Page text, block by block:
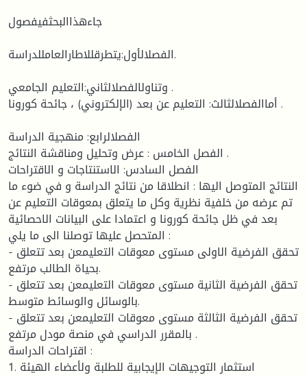
جاءهذاالبحثفيفصول
الفصلالأول:يتطرقللاطارالعامللدراسة.
وتناولالفصلالثاني:التعليم الجامعي .
أماالفصلالثالث: التعليم عن بعد (الإلكتروني) ، جائحة كورونا .
الفصلالرابع: منهجية الدراسة
الفصل الخامس : عرض وتحليل ومناقشة النتائج .
الفصل السادس: الاستنتاجات و الاقتراحات
النتائج المتوصل اليها : انطلاقا من نتائج الدراسة و في ضوء ما
تم عرضه من خلفية نظرية وكل ما يتعلق بمعوقات التعليم عن
بعد في ظل جائحة كورونا و اعتمادا على البيانات الاحصائية
المتحصل عليها توصلنا الى ما يلي :
- تحقق الفرضية الاولى مستوى معوقات التعليمعن بعد تتعلق
بحياة الطالب مرتفع.
- تحقق الفرضية الثانية مستوى معوقات التعليمعن بعد تتعلق
بالوسائل والوسائط متوسط.
- تحقق الفرضية الثالثة مستوى معوقات التعليمعن بعد تتعلق
بالمقرر الدراسي في منصة مودل مرتفع .
اقتراحات الدراسة :
1. استثمار التوجيهات الإيجابية للطلبة ولأعضاء الهيئة